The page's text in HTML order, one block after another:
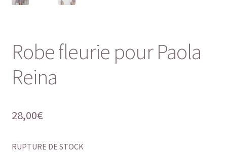
Robe fleurie pour Paola
Reina
28,00€
RUPTURE DE STOCK